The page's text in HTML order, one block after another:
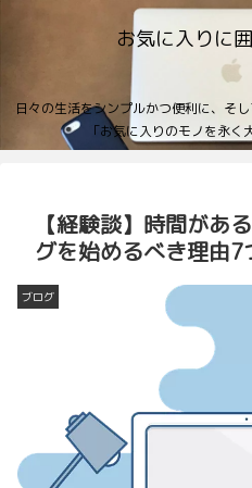
お気に入りに
日々の生活をシンプルかつ便利に、そ
「お気に入りのモノを永く
【経験談】時間があ
グを始めるべき理由7
ブログ